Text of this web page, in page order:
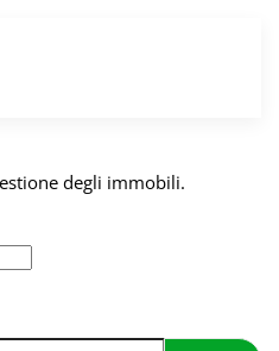
degli immobili.